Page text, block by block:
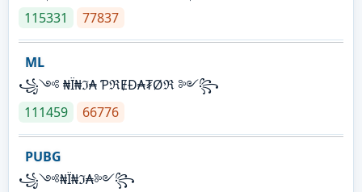
115331
77837
ML
꧁༺ ₦Ї₦ℑ₳ ƤℜɆĐ₳₮Øℜ ༻꧂
111459
66776
PUBG
꧁༺₦Ї₦ℑ₳༻꧂